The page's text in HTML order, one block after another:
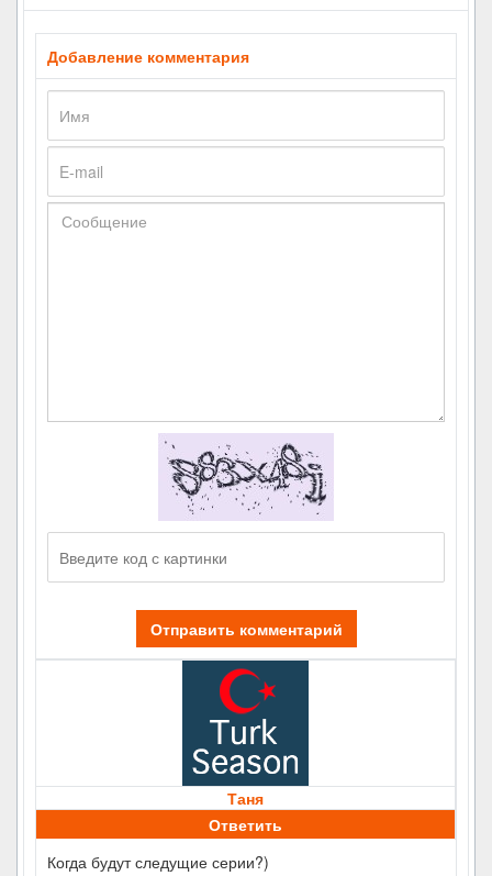
Добавление комментария
Отправить комментарий
Таня
Ответить
Когда будут следущие серии?)